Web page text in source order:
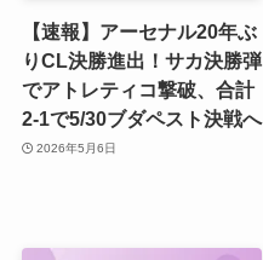
【速報】アーセナル20年ぶ
りCL決勝進出！サカ決勝弾
でアトレティコ撃破、合計
2-1で5/30ブダペスト決戦へ
2026年5月6日